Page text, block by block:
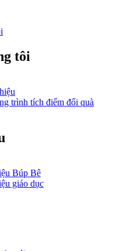
tôi
trình tích điểm đổi quà
Búp Bê
giáo dục